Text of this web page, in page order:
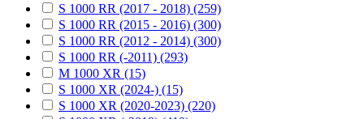
S 1000 RR (2017 - 2018) (259)
S 1000 RR (2015 - 2016) (300)
S 1000 RR (2012 - 2014) (300)
S 1000 RR (-2011) (293)
M 1000 XR (15)
S 1000 XR (2024-) (15)
S 1000 XR (2020-2023) (220)